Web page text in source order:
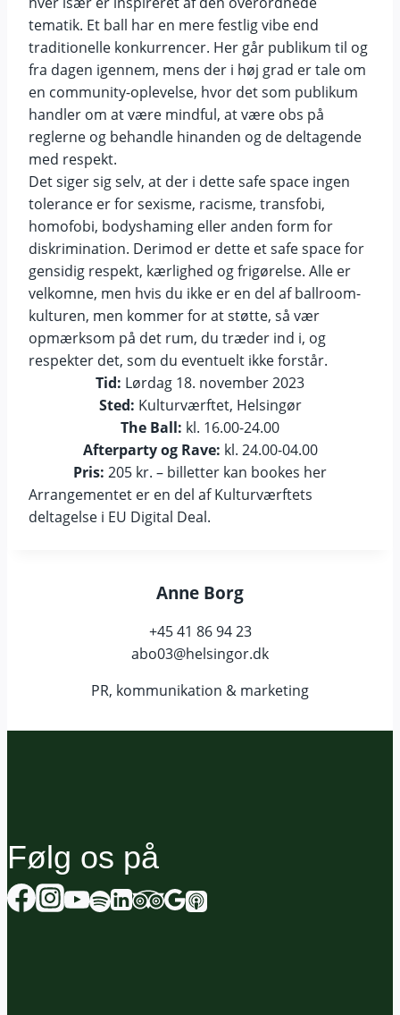
tematik. Et ball har en mere festlig vibe end
traditionelle konkurrencer. Her går publikum til og
fra dagen igennem, mens der i høj grad er tale om
en community-oplevelse, hvor det som publikum
handler om at være mindful, at være obs på
reglerne og behandle hinanden og de deltagende
med respekt.
Det siger sig selv, at der i dette safe space ingen
tolerance er for sexisme, racisme, transfobi,
homofobi, bodyshaming eller anden form for
diskrimination. Derimod er dette et safe space for
gensidig respekt, kærlighed og frigørelse. Alle er
velkomne, men hvis du ikke er en del af ballroom-
kulturen, men kommer for at støtte, så vær
opmærksom på det rum, du træder ind i, og
respekter det, som du eventuelt ikke forstår.
Tid: Lørdag 18. november 2023
Sted: Kulturværftet, Helsingør
The Ball: kl. 16.00-24.00
Afterparty og Rave: kl. 24.00-04.00
Pris: 205 kr. – billetter kan bookes her
Arrangementet er en del af Kulturværftets
deltagelse i EU Digital Deal.
Anne Borg
+45 41 86 94 23
abo03@helsingor.dk
PR, kommunikation & marketing
Følg os på